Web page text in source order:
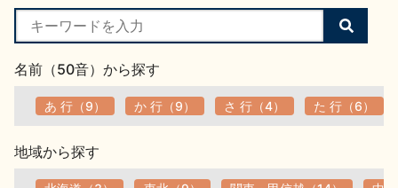
検
索
名前（50音）から探す
あ 行（9） か 行（9） さ 行（4） た 行（6）
地域から探す